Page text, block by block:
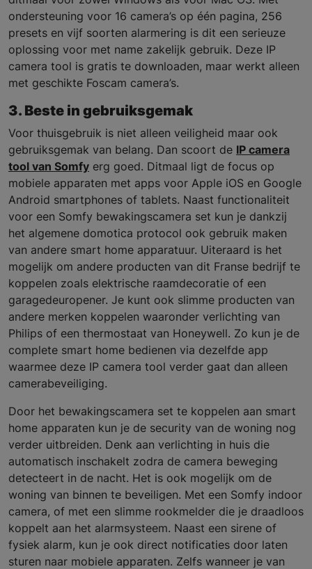
ondersteuning voor 16 camera’s op één pagina, 256
presets en vijf soorten alarmering is dit een serieuze
oplossing voor met name zakelijk gebruik. Deze IP
camera tool is gratis te downloaden, maar werkt alleen
met geschikte Foscam camera’s.
3. Beste in gebruiksgemak
Voor thuisgebruik is niet alleen veiligheid maar ook
gebruiksgemak van belang. Dan scoort de IP camera
tool van Somfy erg goed. Ditmaal ligt de focus op
mobiele apparaten met apps voor Apple iOS en Google
Android smartphones of tablets. Naast functionaliteit
voor een Somfy bewakingscamera set kun je dankzij
het algemene domotica protocol ook gebruik maken
van andere smart home apparatuur. Uiteraard is het
mogelijk om andere producten van dit Franse bedrijf te
koppelen zoals elektrische raamdecoratie of een
garagedeuropener. Je kunt ook slimme producten van
andere merken koppelen waaronder verlichting van
Philips of een thermostaat van Honeywell. Zo kun je de
complete smart home bedienen via dezelfde app
waarmee deze IP camera tool verder gaat dan alleen
camerabeveiliging.
Door het bewakingscamera set te koppelen aan smart
home apparaten kun je de security van de woning nog
verder uitbreiden. Denk aan verlichting in huis die
automatisch inschakelt zodra de camera beweging
detecteert in de nacht. Het is ook mogelijk om de
woning van binnen te beveiligen. Met een Somfy indoor
camera, of met een slimme rookmelder die je draadloos
koppelt aan het alarmsysteem. Naast een sirene of
fysiek alarm, kun je ook direct notificaties door laten
sturen naar mobiele apparaten. Zelfs wanneer je van